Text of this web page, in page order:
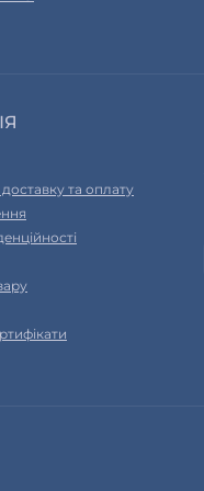
та оплату